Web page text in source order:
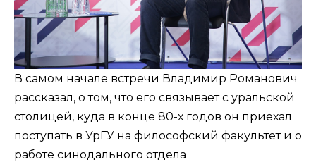
В самом начале встречи Владимир Романович
рассказал, о том, что его связывает с уральской
столицей, куда в конце 80-х годов он приехал
поступать в УрГУ на философский факультет и о
работе синодального отдела